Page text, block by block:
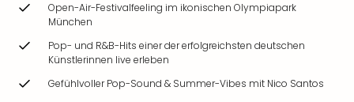
Open-Air-Festivalfeeling im ikonischen Olympiapark
München
Pop- und R&B-Hits einer der erfolgreichsten deutschen
Künstlerinnen live erleben
Gefühlvoller Pop-Sound & Summer-Vibes mit Nico Santos